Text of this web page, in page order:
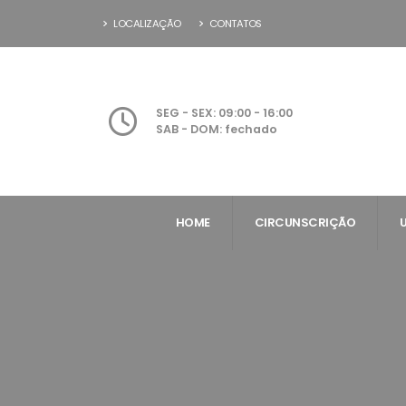
LOCALIZAÇÃO CONTATOS
SEG - SEX: 09:00 - 16:00
SAB - DOM: fechado
HOME CIRCUNSCRIÇÃO